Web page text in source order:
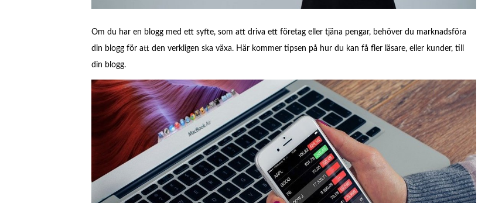
Om du har en blogg med ett syfte, som att driva ett företag eller tjäna pengar, behöver du marknadsföra
din blogg för att den verkligen ska växa. Här kommer tipsen på hur du kan få fler läsare, eller kunder, till
din blogg.